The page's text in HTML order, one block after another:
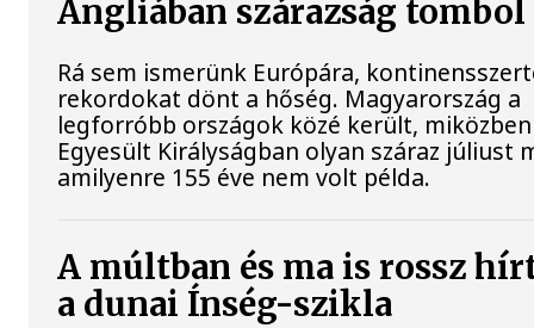
Angliában szárazság tombol
Rá sem ismerünk Európára,
rekordokat dönt a hőség. Magyarország a
legforróbb országok közé került,
Egyesült Királyságban olyan száraz júliust
amilyenre 155 éve nem volt példa.
A múltban és ma is rossz
a dunai Ínség-szikla